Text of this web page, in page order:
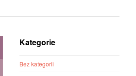
Kategorie
Bez kategorii